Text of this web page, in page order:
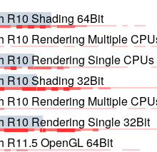
R10 Shading 64Bit
R10 Rendering Multiple
R10 Rendering Single
R10 Shading 32Bit
R10 Rendering Multiple
R10 Rendering Single 32Bit
R11.5 OpenGL 64Bit